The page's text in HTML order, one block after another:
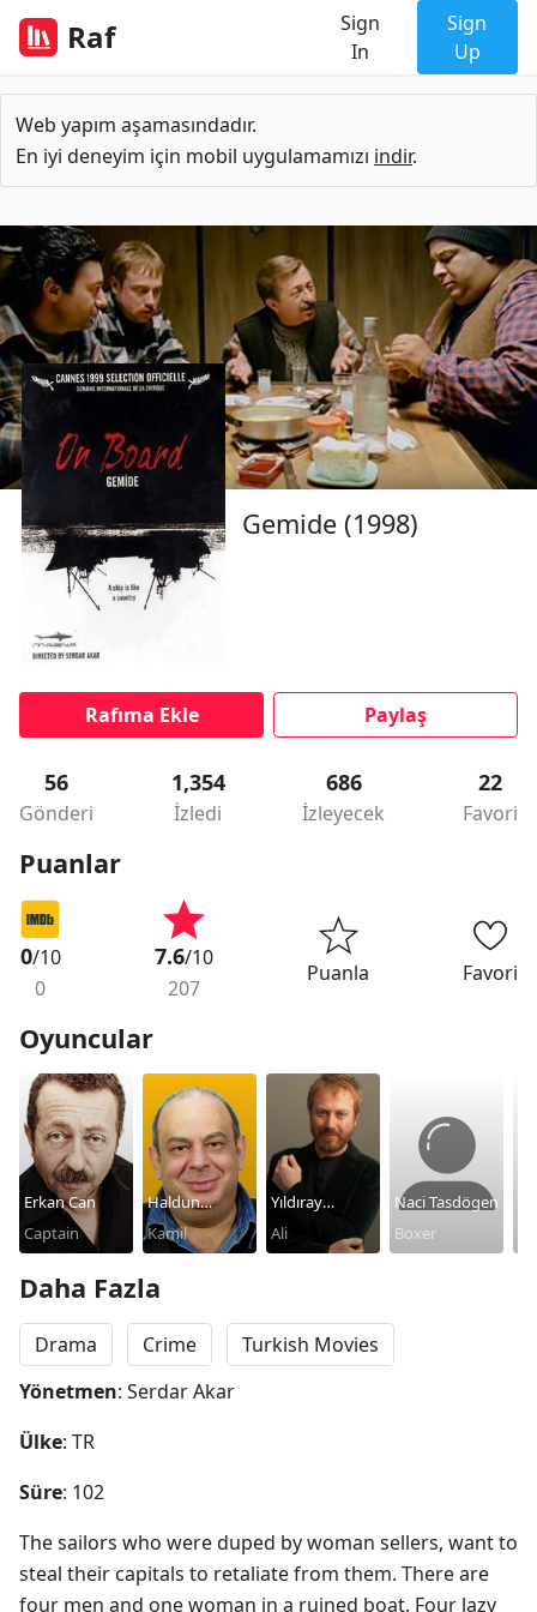
Raf
Sign
In
Sign
Up
Web yapım aşamasındadır.
En iyi deneyim için mobil uygulamamızı indir.
Gemide (1998)
Rafıma Ekle Paylaş
56
Gönderi
1,354
İzledi
686
İzleyecek
22
Favori
Puanlar
0/10
0
7.6/10
207
Puanla Favori
Oyuncular
Erkan Can
Captain
Haldun
Boysan
Kamil
Yıldıray
Şahinler
Ali
Naci Tasdögen
Boxer
Daha Fazla
Drama Crime
Turkish Movies
Yönetmen: Serdar Akar
Ülke: TR
Süre: 102
The sailors who were duped by woman sellers, want to
steal their capitals to retaliate from them. There are
four men and one woman in a ruined boat. Four lazy